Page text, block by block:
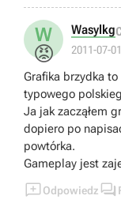
W
😡
Wasylkg
2011-07-
Grafika brzydka
typowego
Ja jak zacząłem
dopiero po
powtórka.
Gameplay jest
Odpowiedz 